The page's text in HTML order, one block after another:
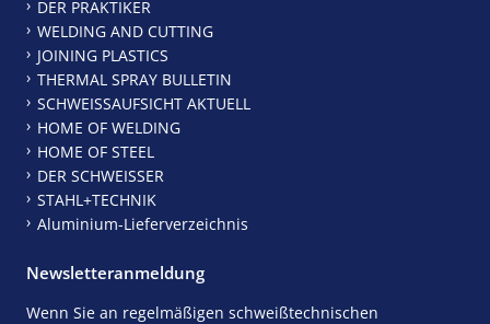
DER PRAKTIKER
WELDING AND CUTTING
JOINING PLASTICS
THERMAL SPRAY BULLETIN
SCHWEISSAUFSICHT AKTUELL
HOME OF WELDING
HOME OF STEEL
DER SCHWEISSER
STAHL+TECHNIK
Aluminium-Lieferverzeichnis
Newsletteranmeldung
Wenn Sie an regelmäßigen schweißtechnischen